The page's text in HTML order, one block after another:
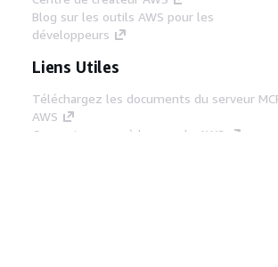
Blog sur les outils AWS pour les
développeurs
Liens Utiles
Téléchargez les documents du serveur
AWS
Connectez-vous à la console AWS